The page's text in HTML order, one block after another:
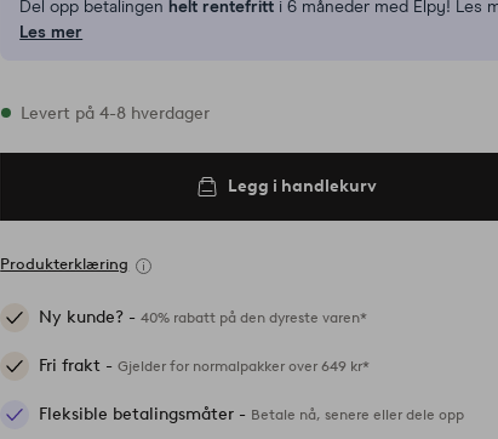
Del opp betalingen helt rentefritt i 6 måneder med Elpy! Les
Les mer
På lager
Levert på 4-8 hverdager
Legg i handlekurv
Produkterklæring
Ny kunde? -40% rabatt på den dyreste varen*
Fri frakt -Gjelder for normalpakker over 649 kr*
Fleksible betalingsmåter - Betale nå, senere eller dele opp